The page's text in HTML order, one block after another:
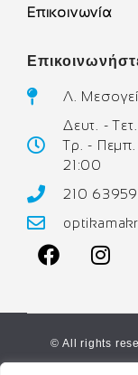
Επικοινωνία
Λ.
Δευτ. -
Τρ. -
21:00
210
© All rights